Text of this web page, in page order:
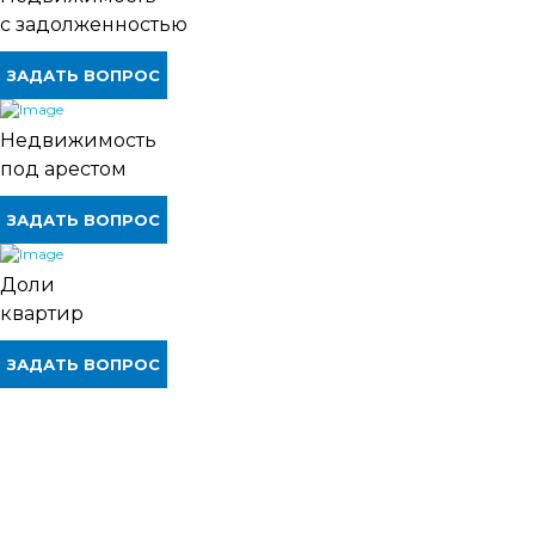
с задолженностью
ЗАДАТЬ ВОПРОС
Недвижимость
под арестом
ЗАДАТЬ ВОПРОС
Доли
квартир
ЗАДАТЬ ВОПРОС